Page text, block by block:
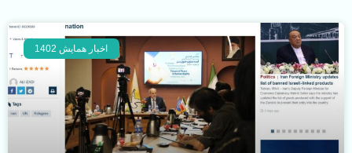
اخبار همایش 1402